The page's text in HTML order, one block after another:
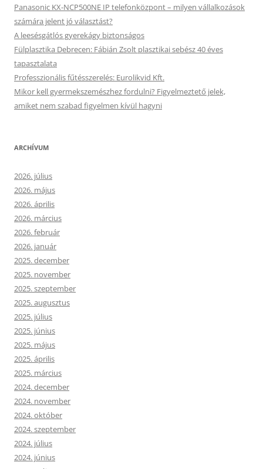
Panasonic KX-NCP500NE IP telefonközpont – milyen vállalkozások
számára jelent jó választást?
A leesésgátlós gyerekágy biztonságos
Fülplasztika Debrecen: Fábián Zsolt plasztikai sebész 40 éves
tapasztalata
Professzionális fűtésszerelés: Eurolikvid Kft.
Mikor kell gyermekszemészhez fordulni? Figyelmeztető jelek,
amiket nem szabad figyelmen kívül hagyni
ARCHÍVUM
2026. július
2026. május
2026. április
2026. március
2026. február
2026. január
2025. december
2025. november
2025. szeptember
2025. augusztus
2025. július
2025. június
2025. május
2025. április
2025. március
2024. december
2024. november
2024. október
2024. szeptember
2024. július
2024. június